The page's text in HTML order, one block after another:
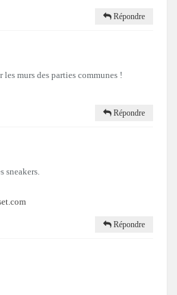
Répondre
murs des parties communes !
Répondre
sneakers.
Répondre